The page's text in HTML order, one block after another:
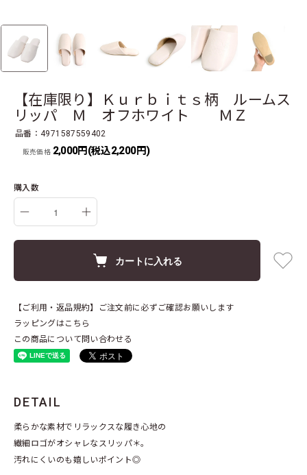
【在庫限り】Ｋｕｒｂｉｔｓ柄 ルームス
リッパ Ｍ オフホワイト ＭＺ
品番：4971587559402
販売価格 2,000円(税込2,200円)
購入数
カートに入れる
【ご利用・返品規約】ご注文前に必ずご確認お願いします
ラッピングはこちら
この商品について問い合わせる
DETAIL
柔らかな素材でリラックスな履き心地の
繊細ロゴがオシャレなスリッパ＊。
汚れにくいのも嬉しいポイント◎